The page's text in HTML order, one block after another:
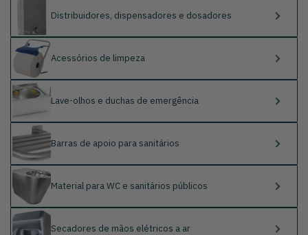
Distribuidores, dispensadores e dosadores
Acessórios de limpeza
Lave-olhos e duchas de emergência
Barras de apoio para sanitários
Material para WC e sanitários públicos
Secadores de mãos elétricos a ar